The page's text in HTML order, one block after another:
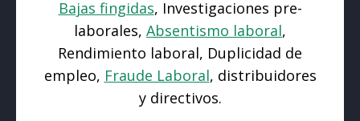
Bajas fingidas, Investigaciones pre-
laborales, Absentismo laboral,
Rendimiento laboral, Duplicidad de
empleo, Fraude Laboral, distribuidores
y directivos.